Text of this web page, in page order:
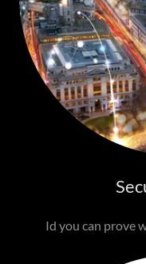
Id you can prove